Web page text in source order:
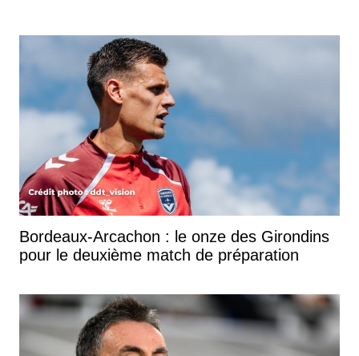
Bordeaux-Arcachon : le onze des Girondins
pour le deuxième match de préparation